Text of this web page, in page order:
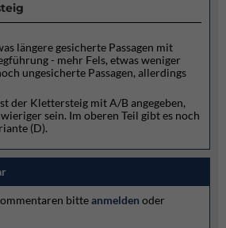
längere gesicherte Passagen mit
- mehr Fels, etwas weniger
ungesicherte Passagen, allerdings
der Klettersteig mit A/B angegeben,
sein. Im oberen Teil gibt es noch
(D).
bitteanmelden oder